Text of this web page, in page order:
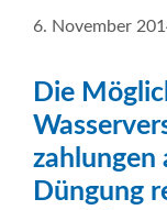
6. November
Die
zahlungen
Düngung